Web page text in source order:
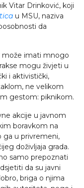
Vitar Drinković, koji
u MSU, naziva
da
može imati mnogo
mogu živjeti u
i aktivistički,
ne velikom
gestom: piknikom.
akcije u javnom
boravkom na
ga u privremeni,
doživljaja grada.
samo prepoznati
da su javni
briga o njima